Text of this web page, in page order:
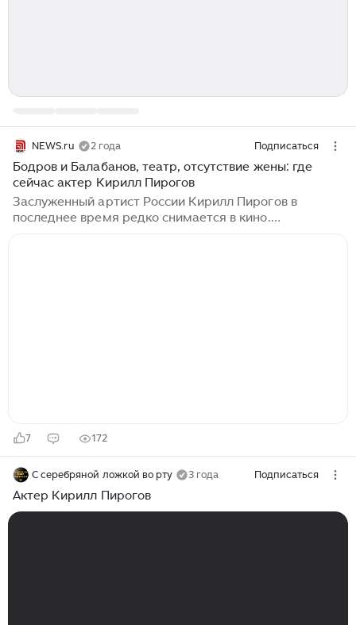
NEWS.ru 2 года Подписаться
Бодров и Балабанов, театр, отсутствие жены: где
сейчас актер Кирилл Пирогов
Заслуженный артист России Кирилл Пирогов в
последнее время редко снимается в кино.
7 172
С серебряной ложкой во рту 3 года Подписаться
Актер Кирилл Пирогов